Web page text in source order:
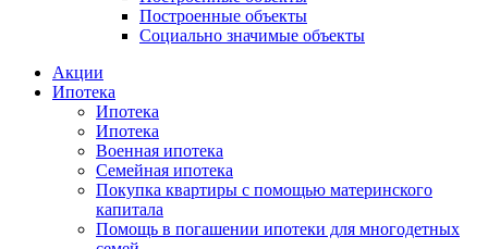
Построенные объекты
Социально значимые объекты
Акции
Ипотека
Ипотека
Ипотека
Военная ипотека
Семейная ипотека
Покупка квартиры с помощью материнского
капитала
Помощь в погашении ипотеки для многодетных